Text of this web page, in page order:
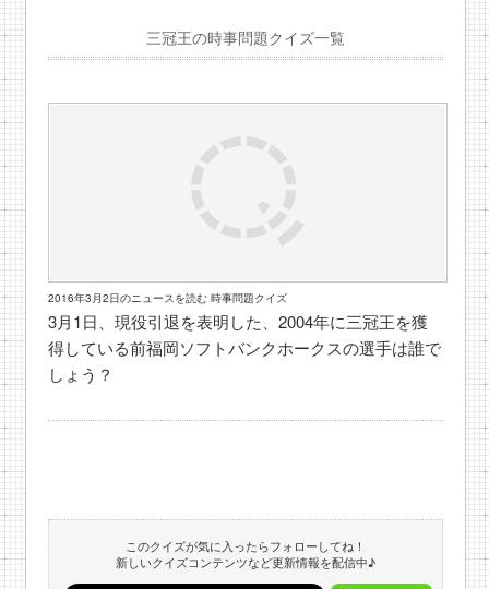
三冠王の時事問題クイズ一覧
2016年3月2日のニュースを読む 時事問題クイズ
3月1日、現役引退を表明した、2004年に三冠王を獲
得している前福岡ソフトバンクホークスの選手は誰で
しょう？
このクイズが気に入ったらフォローしてね！
新しいクイズコンテンツなど更新情報を配信中♪